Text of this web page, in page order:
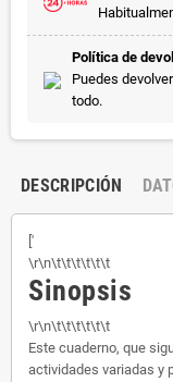
Política de
Puedes
todo.
DESCRIPCIÓN
['
\r\n\t\t\t\t\t\t
Sinopsis
\r\n\t\t\t\t\t\t
Este cuaderno, que
actividades variadas y